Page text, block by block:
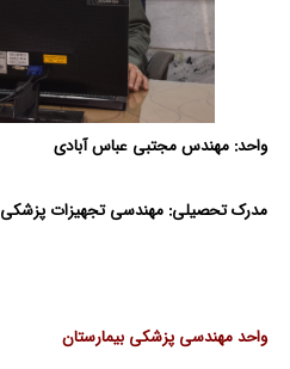
واحد: مهندس مجتبی عباس آبادی
مدرک تحصیلی: مهندسی تجهیزات پزشکی
واحد مهندسی پزشکی بیمارستان